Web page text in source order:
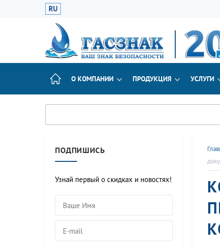
RU
О КОМПАНИИ ПРОДУКЦИЯ УСЛУГИ
ПОДПИШИСЬ
Узнай первый о скидках и новостях!